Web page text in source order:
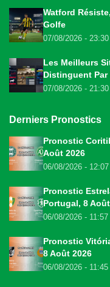
Watford
Golfe
07/08/2026 - 23:30
Les Meilleurs
Distinguent Par
07/08/2026 - 21:30
Derniers Pronostics
Pronostic
Août 2026
06/08/2026 - 12:07
Pronostic
Portugal, 8
06/08/2026 - 11:57
Pronostic
8 Août 2026
06/08/2026 - 11:45